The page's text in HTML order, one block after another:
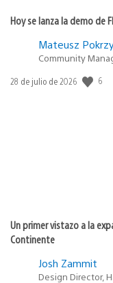
Hoy se lanza la demo de
Mateusz
Community
Fecha
28 de julio de 2026 6
Un primer vistazo a la
Continente
Josh Zammit
Design Director,